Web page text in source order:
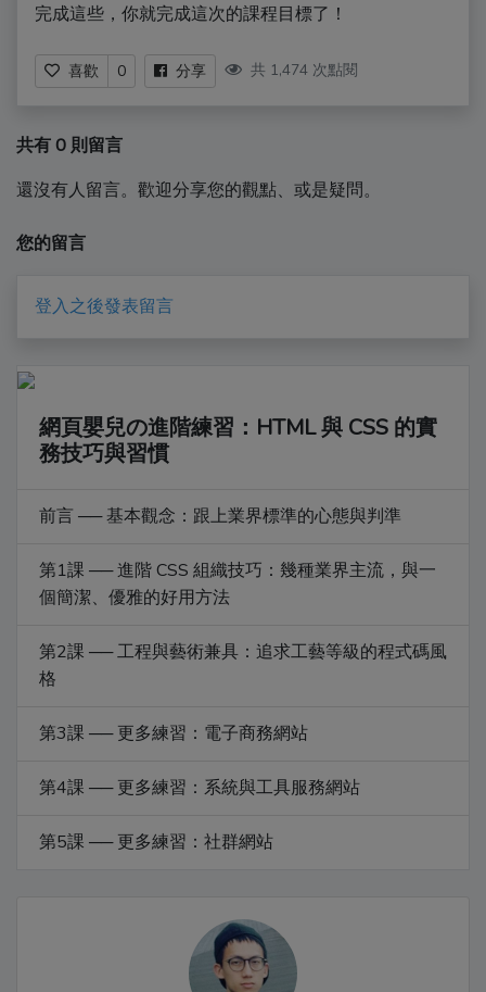
完成這些，你就完成這次的課程目標了！
喜歡 0 分享 共 1,474 次點閱
共有 0 則留言
還沒有人留言。歡迎分享您的觀點、或是疑問。
您的留言
登入之後發表留言
網頁嬰兒の進階練習：HTML 與 CSS 的實
務技巧與習慣
前言 ── 基本觀念：跟上業界標準的心態與判準
第1課 ── 進階 CSS 組織技巧：幾種業界主流，與一
個簡潔、優雅的好用方法
第2課 ── 工程與藝術兼具：追求工藝等級的程式碼風
格
第3課 ── 更多練習：電子商務網站
第4課 ── 更多練習：系統與工具服務網站
第5課 ── 更多練習：社群網站